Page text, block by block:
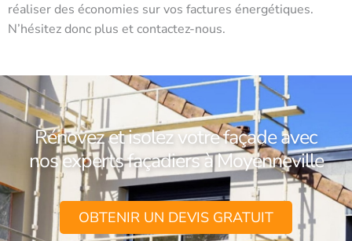
réaliser des économies sur vos factures énergétiques.
N’hésitez donc plus et contactez-nous.
Rénovez et isolez votre façade avec
nos experts façadiers à Moyenneville
OBTENIR UN DEVIS GRATUIT